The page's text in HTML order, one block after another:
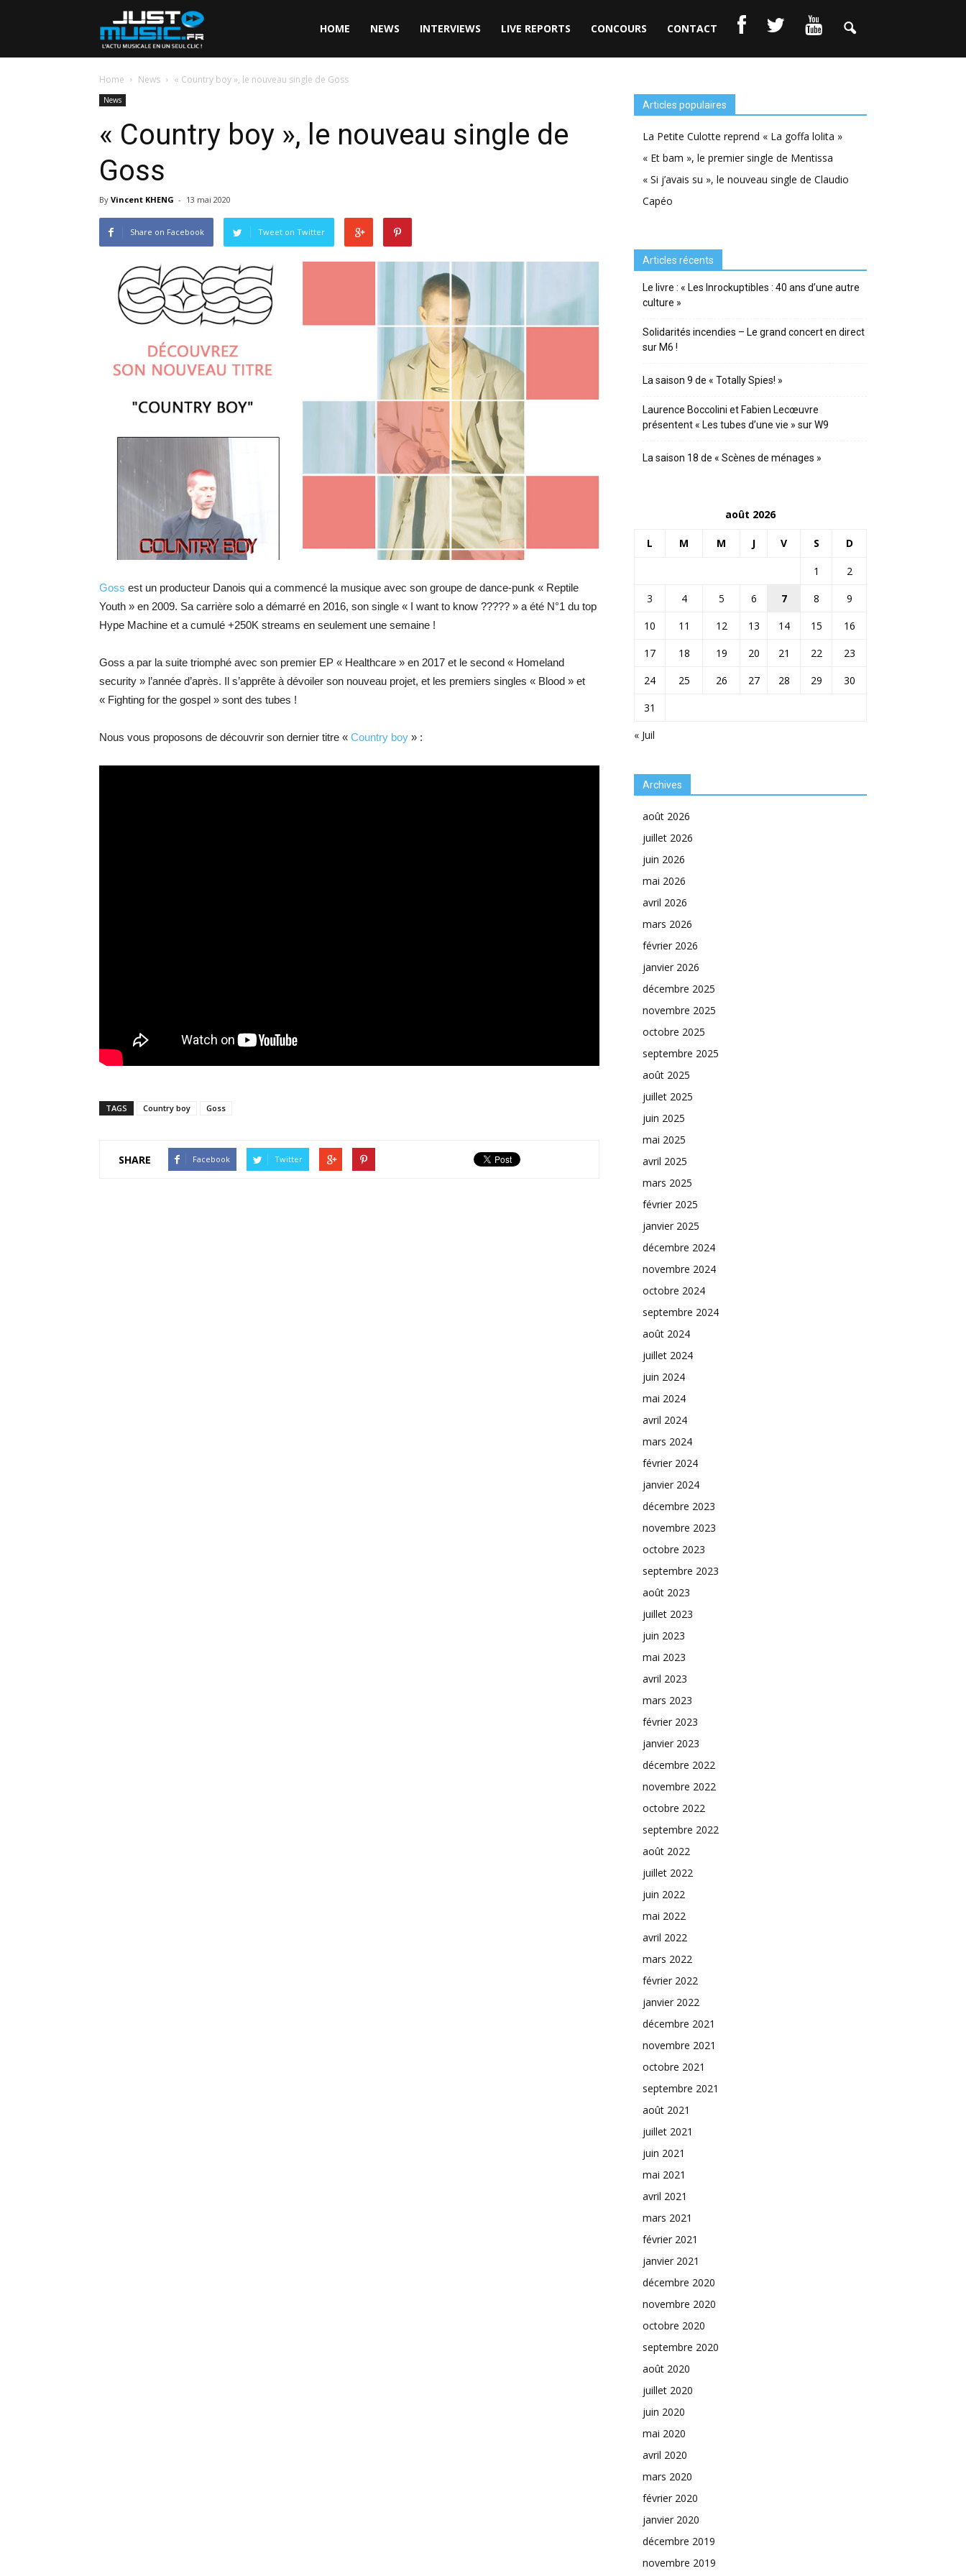
HOME NEWS INTERVIEWS LIVE REPORTS CONCOURS CONTACT
Home News « Country boy », le nouveau single de Goss
News
« Country boy », le nouveau single de
Goss
By Vincent KHENG - 13 mai 2020
Share on Facebook Tweet on Twitter
Goss est un producteur Danois qui a commencé la musique avec son groupe de dance-punk « Reptile
Youth » en 2009. Sa carrière solo a démarré en 2016, son single « I want to know ????? » a été N°1 du top
Hype Machine et a cumulé +250K streams en seulement une semaine !
Goss a par la suite triomphé avec son premier EP « Healthcare » en 2017 et le second « Homeland
security » l’année d’après. Il s’apprête à dévoiler son nouveau projet, et les premiers singles « Blood » et
« Fighting for the gospel » sont des tubes !
Nous vous proposons de découvrir son dernier titre « Country boy » :
TAGS Country boy Goss
SHARE Facebook Twitter
Articles populaires
La Petite Culotte reprend « La goffa lolita »
« Et bam », le premier single de Mentissa
« Si j’avais su », le nouveau single de Claudio
Capéo
Articles récents
Le livre : « Les Inrockuptibles : 40 ans d’une autre
culture »
Solidarités incendies – Le grand concert en direct
sur M6 !
La saison 9 de « Totally Spies! »
Laurence Boccolini et Fabien Lecœuvre
présentent « Les tubes d’une vie » sur W9
La saison 18 de « Scènes de ménages »
août 2026
L M M J V S D
« Juil
1
2
3
4 5 6 7 8
9
10
11 12 13 14 15
16
17
18 19 20 21 22
23
24
25 26 27 28 29
30
31
Archives
août 2026
juillet 2026
juin 2026
mai 2026
avril 2026
mars 2026
février 2026
janvier 2026
décembre 2025
novembre 2025
octobre 2025
septembre 2025
août 2025
juillet 2025
juin 2025
mai 2025
avril 2025
mars 2025
février 2025
janvier 2025
décembre 2024
novembre 2024
octobre 2024
septembre 2024
août 2024
juillet 2024
juin 2024
mai 2024
avril 2024
mars 2024
février 2024
janvier 2024
décembre 2023
novembre 2023
octobre 2023
septembre 2023
août 2023
juillet 2023
juin 2023
mai 2023
avril 2023
mars 2023
février 2023
janvier 2023
décembre 2022
novembre 2022
octobre 2022
septembre 2022
août 2022
juillet 2022
juin 2022
mai 2022
avril 2022
mars 2022
février 2022
janvier 2022
décembre 2021
novembre 2021
octobre 2021
septembre 2021
août 2021
juillet 2021
juin 2021
mai 2021
avril 2021
mars 2021
février 2021
janvier 2021
décembre 2020
novembre 2020
octobre 2020
septembre 2020
août 2020
juillet 2020
juin 2020
mai 2020
avril 2020
mars 2020
février 2020
janvier 2020
décembre 2019
novembre 2019